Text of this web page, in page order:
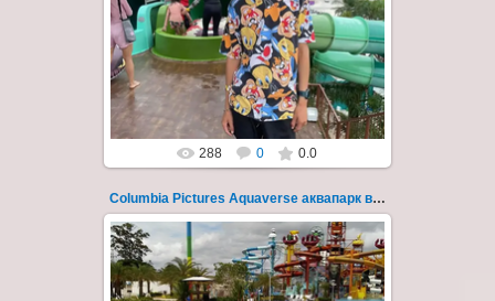
Columbia Pictures Aquaverse - новый
тематический аквапарк в Паттайе.
Открыт в октябре 2022 после
модернизации и смены...
Thai-Online
288 0 0.0
Columbia Pictures Aquaverse аквапарк в Паттайе 257
23.10.2022